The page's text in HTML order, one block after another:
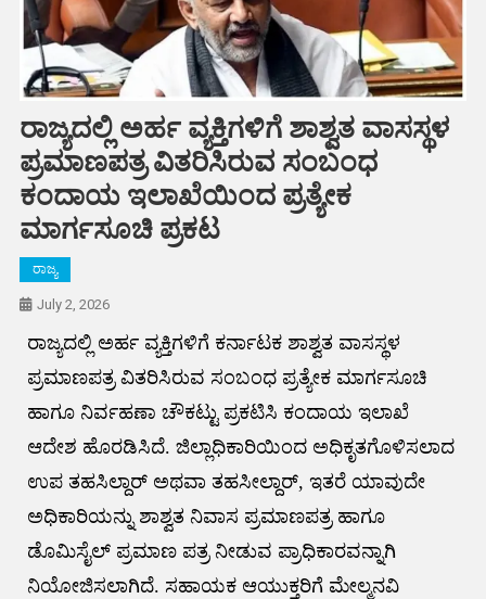
ರಾಜ್ಯದಲ್ಲಿ ಅರ್ಹ ವ್ಯಕ್ತಿಗಳಿಗೆ ಶಾಶ್ವತ ವಾಸಸ್ಥಳ
ಪ್ರಮಾಣಪತ್ರ ವಿತರಿಸಿರುವ ಸಂಬಂಧ
ಕಂದಾಯ ಇಲಾಖೆಯಿಂದ ಪ್ರತ್ಯೇಕ
ಮಾರ್ಗಸೂಚಿ ಪ್ರಕಟ
ರಾಜ್ಯ
July 2, 2026
ರಾಜ್ಯದಲ್ಲಿ ಅರ್ಹ ವ್ಯಕ್ತಿಗಳಿಗೆ ಕರ್ನಾಟಕ ಶಾಶ್ವತ ವಾಸಸ್ಥಳ
ಪ್ರಮಾಣಪತ್ರ ವಿತರಿಸಿರುವ ಸಂಬಂಧ ಪ್ರತ್ಯೇಕ ಮಾರ್ಗಸೂಚಿ
ಹಾಗೂ ನಿರ್ವಹಣಾ ಚೌಕಟ್ಟು ಪ್ರಕಟಿಸಿ ಕಂದಾಯ ಇಲಾಖೆ
ಆದೇಶ ಹೊರಡಿಸಿದೆ. ಜಿಲ್ಲಾಧಿಕಾರಿಯಿಂದ ಅಧಿಕೃತಗೊಳಿಸಲಾದ
ಉಪ ತಹಸಿಲ್ದಾರ್‌ ಅಥವಾ ತಹಸೀಲ್ದಾರ್‌, ಇತರೆ ಯಾವುದೇ
ಅಧಿಕಾರಿಯನ್ನು ಶಾಶ್ವತ ನಿವಾಸ ಪ್ರಮಾಣಪತ್ರ ಹಾಗೂ
ಡೊಮಿಸೈಲ್‌ ಪ್ರಮಾಣ ಪತ್ರ ನೀಡುವ ಪ್ರಾಧಿಕಾರವನ್ನಾಗಿ
ನಿಯೋಜಿಸಲಾಗಿದೆ. ಸಹಾಯಕ ಆಯುಕ್ತರಿಗೆ ಮೇಲ್ಮನವಿ